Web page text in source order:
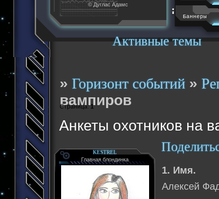
Активные темы
© Дуглас Адамс
Баннеры
»Горизонт событий »
вампиров
Анкеты охотников на
Страница:1
KESTREL
Главная блондинка
1. Имя.
Алексей